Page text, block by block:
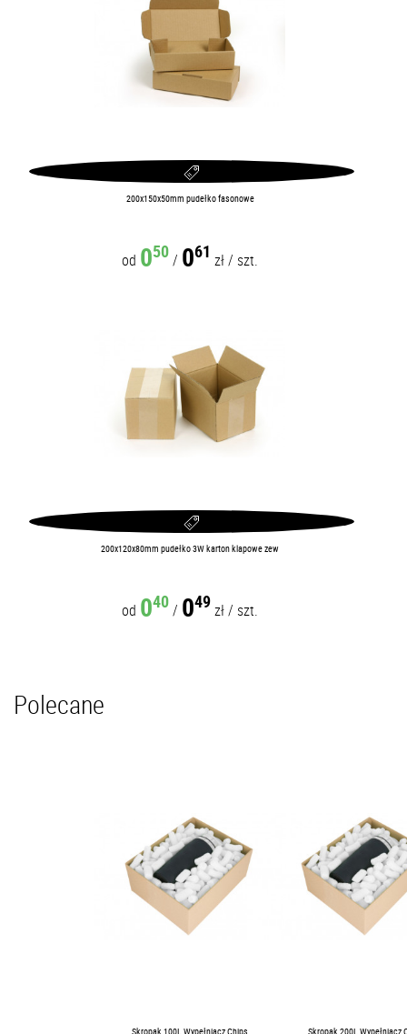
200x150x50mm pudełko fasonowe
od 050/ 061 zł/ szt.
200x120x80mm pudełko 3W karton klapowe zew
od 040/ 049zł/ szt.
Polecane